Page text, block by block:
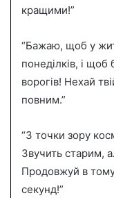
кращими!”
“Бажаю, щоб у
понеділків, і щоб
ворогів! Нехай
повним.”
“З точки зору
Звучить старим,
Продовжуй в
секунд!”